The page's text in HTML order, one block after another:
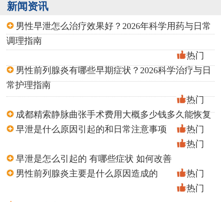
新闻资讯
男性早泄怎么治疗效果好？2026年科学用药与日常
调理指南
热门
男性前列腺炎有哪些早期症状？2026科学治疗与日
常护理指南
热门
成都精索静脉曲张手术费用大概多少钱多久能恢复
热门
早泄是什么原因引起的和日常注意事项
热门
早泄是怎么引起的 有哪些症状 如何改善
热门
男性前列腺炎主要是什么原因造成的
热门